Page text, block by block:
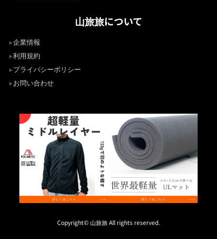
山旅旅について
企業情報
利用規約
プライバシーポリシー
お問い合わせ
Copyright© 山旅旅 All rights reserved.